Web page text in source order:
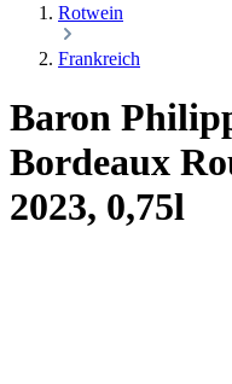
Rotwein
Frankreich
Baron
Bordeaux
2023, 0,75l